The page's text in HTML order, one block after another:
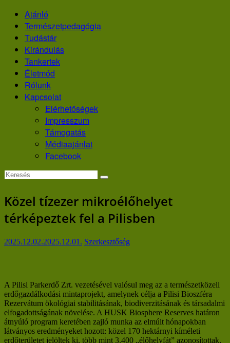
Skip
content
Ajánló
Természetpedagógia
Tudástár
Kirándulás
Tankertek
Életmód
Rólunk
Kapcsolat
Elérhetőségek
Impresszum
Támogatás
Médiaajánlat
Facebook
Közel tízezer mikroélőhelyet
térképeztek fel a Pilisben
2025.12.02.2025.12.01. Szerkesztőség
A Pilisi Parkerdő Zrt. vezetésével valósul meg az a természetközeli
erdőgazdálkodási mintaprojekt, amelynek célja a Pilisi Bioszféra
Rezervátum ökológiai stabilitásának, biodiverzitásának és társadalmi
elfogadottságának növelése. A HUSK Biosphere Reserves határon
átnyúló program keretében zajló munka az elmúlt hónapokban
látványos eredményeket hozott: közel 170 hektárnyi kíméleti
erdőterületet jelöltek ki, több mint 3.400 „élőhelyfát” azonosítottak,